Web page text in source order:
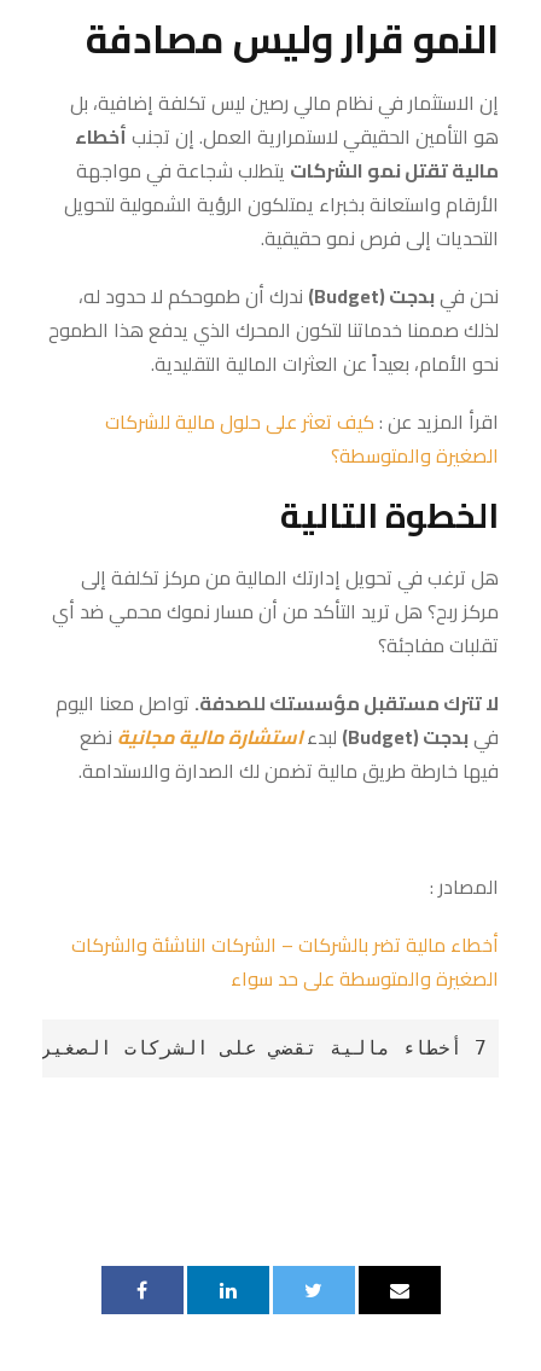
النمو قرار وليس مصادفة
إن الاستثمار في نظام مالي رصين ليس تكلفة إضافية، بل
هو التأمين الحقيقي لاستمرارية العمل. إن تجنبأخطاء
مالية تقتل نمو الشركات يتطلب شجاعة في مواجهة
الأرقام واستعانة بخبراء يمتلكون الرؤية الشمولية لتحويل
التحديات إلى فرص نمو حقيقية.
نحن فيبدجت (Budget)
ندرك أن طموحكم لا حدود له،
لذلك صممنا خدماتنا لتكون المحرك الذي يدفع هذا الطموح
نحو الأمام، بعيداً عن العثرات المالية التقليدية.
اقرأ المزيد عن :كيف تعثر على حلول مالية للشركات
الصغيرة والمتوسطة؟
الخطوة التالية
هل ترغب في تحويل إدارتك المالية من مركز تكلفة إلى
مركز ربح؟ هل تريد التأكد من أن مسار نموك محمي ضد أي
تقلبات مفاجئة؟
لا تترك مستقبل مؤسستك للصدفة. تواصل معنا اليوم
فيبدجت (Budget) لبدءاستشارة مالية مجانية نضع
فيها خارطة طريق مالية تضمن لك الصدارة والاستدامة.
المصادر :
أخطاء مالية تضر بالشركات – الشركات الناشئة والشركات
الصغيرة والمتوسطة على حد سواء
7 أخطاء مالية تقضي على الشركات الصغيرة بهدوء